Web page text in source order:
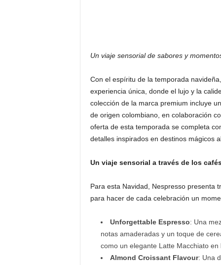
Un viaje sensorial de sabores y
Con el espíritu de la temporada
experiencia única, donde el lujo y la
colección de la marca premium incluye
de origen colombiano, en colaboración
oferta de esta temporada se completa
detalles inspirados en destinos mágicos
Un viaje sensorial a través de los
Para esta Navidad, Nespresso presenta
para hacer de cada celebración un
Unforgettable Espresso: Una
notas amaderadas y un toque de
como un elegante Latte Macchiato
Almond Croissant Flavour: Una